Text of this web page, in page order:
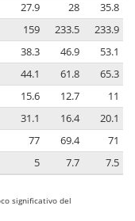
27.9 28
35.8
159 233.5
233.9
38.3 46.9
53.1
44.1 61.8
65.3
15.6 12.7
11
31.1 16.4
20.1
77 69.4
71
5 7.7 7.5
significativo del